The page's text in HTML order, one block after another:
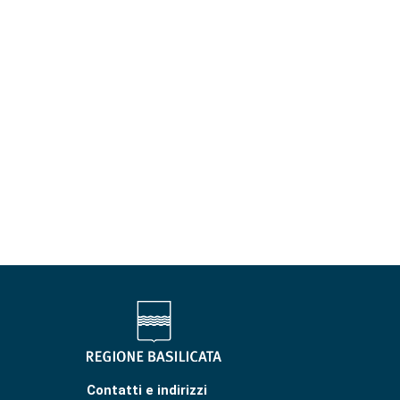
Contatti e indirizzi